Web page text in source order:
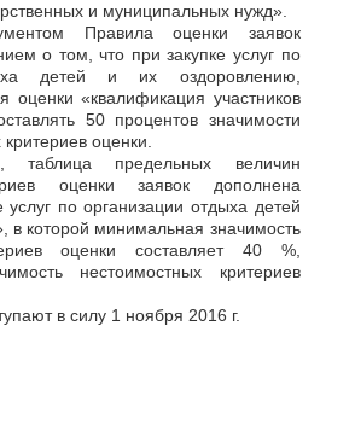
и муниципальных нужд».
Правила оценки заявок
о том, что при закупке услуг по
детей и их оздоровлению,
оценки «квалификация участников
50 процентов значимости
оценки.
таблица предельных величин
оценки заявок дополнена
услуг по организации отдыха детей
в которой минимальная значимость
оценки составляет 40 %,
нестоимостных критериев
в силу 1 ноября 2016 г.